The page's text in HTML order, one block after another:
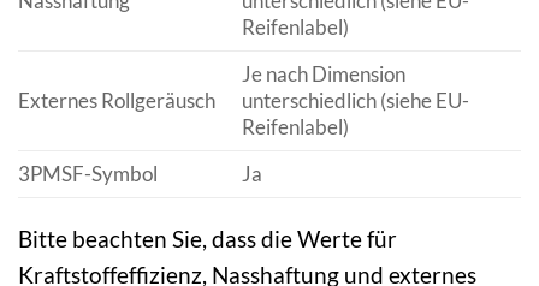
Reifenlabel)
Externes Rollgeräusch
Je nach Dimension
unterschiedlich (siehe EU-
Reifenlabel)
3PMSF-Symbol
Ja
Bitte beachten Sie, dass die Werte für
Kraftstoffeffizienz, Nasshaftung und externes